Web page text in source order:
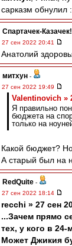
сарказм обнулил
Спартачек-Казачек!
27 сен 2022 20:41
Анатолий
митхун -
27 сен 2022 19:49
Valentinovich »
Я правильно
бюджета на
только на
Какой бюджет?
А старый был на
RedQuite -
27 сен 2022 18:14
recchi » 27 сен
...Зачем прямо
тех, у кого в 24-
Может Джикия